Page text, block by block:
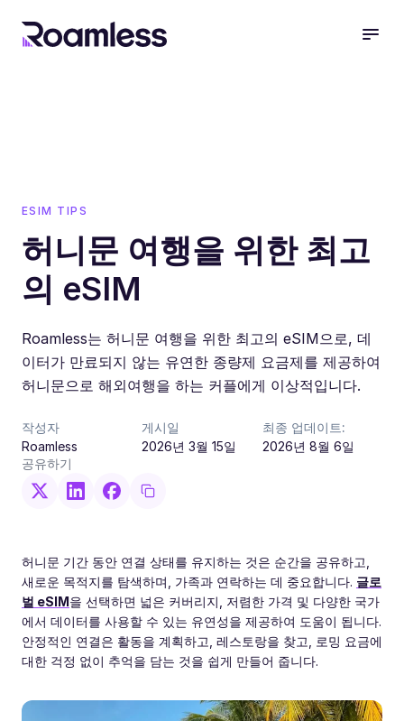
ESIM TIPS
허니문 여행을 위한 최고
의 eSIM
Roamless는 허니문 여행을 위한 최고의 eSIM으로, 데
이터가 만료되지 않는 유연한 종량제 요금제를 제공하여
허니문으로 해외여행을 하는 커플에게 이상적입니다.
작성자
Roamless
게시일
2026년 3월 15일
최종 업데이트:
2026년 8월 6일
공유하기
허니문 기간 동안 연결 상태를 유지하는 것은 순간을 공유하고,
새로운 목적지를 탐색하며, 가족과 연락하는 데 중요합니다. 글로
벌 eSIM을 선택하면 넓은 커버리지, 저렴한 가격 및 다양한 국가
에서 데이터를 사용할 수 있는 유연성을 제공하여 도움이 됩니다.
안정적인 연결은 활동을 계획하고, 레스토랑을 찾고, 로밍 요금에
대한 걱정 없이 추억을 담는 것을 쉽게 만들어 줍니다.